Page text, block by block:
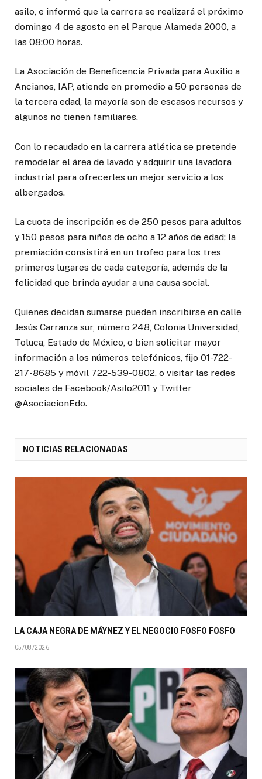
asilo, e informó que la carrera se realizará el próximo
domingo 4 de agosto en el Parque Alameda 2000, a
las 08:00 horas.
La Asociación de Beneficencia Privada para Auxilio a
Ancianos, IAP, atiende en promedio a 50 personas de
la tercera edad, la mayoría son de escasos recursos y
algunos no tienen familiares.
Con lo recaudado en la carrera atlética se pretende
remodelar el área de lavado y adquirir una lavadora
industrial para ofrecerles un mejor servicio a los
albergados.
La cuota de inscripción es de 250 pesos para adultos
y 150 pesos para niños de ocho a 12 años de edad; la
premiación consistirá en un trofeo para los tres
primeros lugares de cada categoría, además de la
felicidad que brinda ayudar a una causa social.
Quienes decidan sumarse pueden inscribirse en calle
Jesús Carranza sur, número 248, Colonia Universidad,
Toluca, Estado de México, o bien solicitar mayor
información a los números telefónicos, fijo 01-722-
217-8685 y móvil 722-539-0802, o visitar las redes
sociales de Facebook/Asilo2011 y Twitter
@AsociacionEdo.
NOTICIAS RELACIONADAS
LA CAJA NEGRA DE MÁYNEZ Y EL NEGOCIO FOSFO FOSFO
05/08/2026